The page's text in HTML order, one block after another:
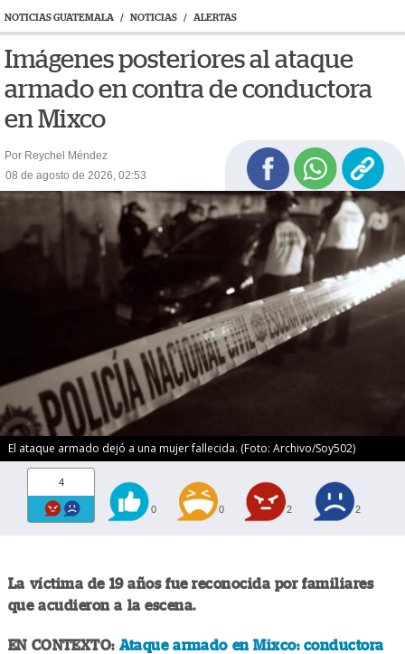
NOTICIAS GUATEMALA / NOTICIAS / ALERTAS
Imágenes posteriores al ataque
armado en contra de conductora
en Mixco
Por Reychel Méndez
08 de agosto de 2026, 02:53
El ataque armado dejó a una mujer fallecida. (Foto: Archivo/Soy502)
4
0 0 2 2
La víctima de 19 años fue reconocida por familiares
que acudieron a la escena.
EN CONTEXTO: Ataque armado en Mixco: conductora